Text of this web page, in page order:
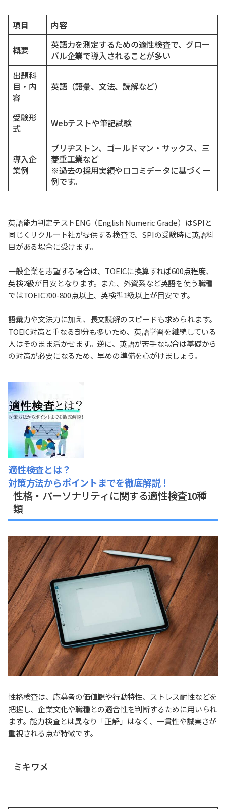
項目 内容
概要
英語力を測定するための適性検査で、グロー
バル企業で導入されることが多い
出題科
目・内
容
英語（語彙、文法、読解など）
受験形
式
Webテストや筆記試験
導入企
業例
ブリヂストン、ゴールドマン・サックス、三
菱重工業など
※過去の採用実績や口コミデータに基づく一
例です。
英語能力判定テストENG（English Numeric Grade）はSPIと
同じくリクルート社が提供する検査で、SPIの受験時に英語科
目がある場合に受けます。
一般企業を志望する場合は、TOEICに換算すれば600点程度、
英検2級が目安となります。また、外資系など英語を使う職種
ではTOEIC700-800点以上、英検準1級以上が目安です。
語彙力や文法力に加え、長文読解のスピードも求められます。
TOEIC対策と重なる部分も多いため、英語学習を継続している
人はそのまま活かせます。逆に、英語が苦手な場合は基礎から
の対策が必要になるため、早めの準備を心がけましょう。
適性検査とは？
対策方法からポイントまでを徹底解説！
性格・パーソナリティに関する適性検査10種
類
性格検査は、応募者の価値観や行動特性、ストレス耐性などを
把握し、企業文化や職種との適合性を判断するために用いられ
ます。能力検査とは異なり「正解」はなく、一貫性や誠実さが
重視される点が特徴です。
ミキワメ